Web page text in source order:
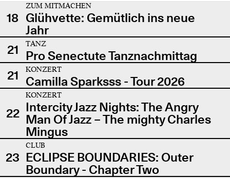
18
ZUM MITMACHEN
Glühvette: Gemütlich ins neue
Jahr
21
TANZ
Pro Senectute Tanznachmittag
21
KONZERT
Camilla Sparksss - Tour 2026
22
KONZERT
Intercity Jazz Nights: The Angry
Man Of Jazz – The mighty Charles
Mingus
23
CLUB
ECLIPSE BOUNDARIES: Outer
Boundary - Chapter Two